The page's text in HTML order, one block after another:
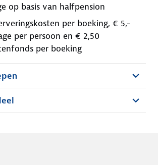
op basis van halfpension
per boeking, € 5,-
per persoon en € 2,50
per boeking